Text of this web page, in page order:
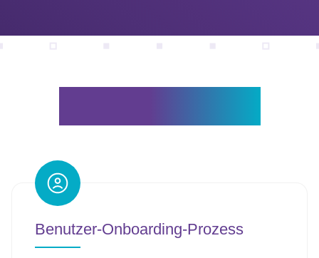
Benutzer-Onboarding-Prozess